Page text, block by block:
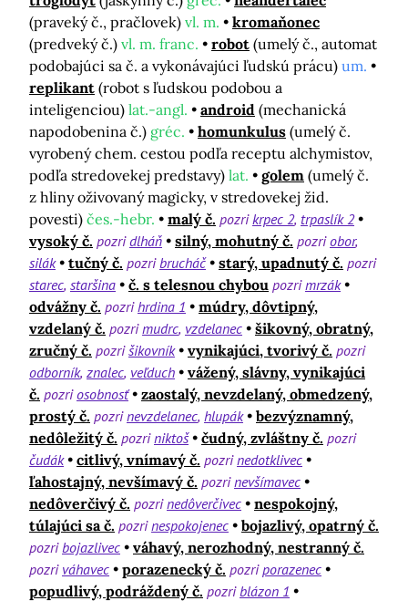
(praveký č., pračlovek) vl. m.
kromaňonec
(predveký č.) vl. m. franc. robot (umelý č., automat
podobajúci sa č. a vykonávajúci ľudskú prácu) um.
replikant (robot s ľudskou podobou a
inteligenciou) lat.-angl. android (mechanická
napodobenina č.) gréc. homunkulus (umelý č.
vyrobený chem. cestou podľa receptu alchymistov,
podľa stredovekej predstavy) lat. golem (umelý č.
z hliny oživovaný magicky, v stredovekej žid.
povesti) čes.-hebr. malý č. pozrikrpec 2 trpaslík 2
vysoký č. pozridlháň silný, mohutný č. pozriobor
silák
tučný č. pozribrucháč starý, upadnutý č. pozri
starec staršina č. s telesnou chybou pozrimrzák
odvážny č. pozrihrdina 1
múdry, dôvtipný,
vzdelaný č. pozrimudrc vzdelanec
šikovný, obratný,
zručný č. pozrišikovník vynikajúci, tvorivý č. pozri
odborník znalec veľduch
vážený, slávny, vynikajúci
č. pozriosobnosť
zaostalý, nevzdelaný, obmedzený,
prostý č. pozrinevzdelanec hlupák
bezvýznamný,
nedôležitý č. pozriniktoš čudný, zvláštny č. pozri
čudák
citlivý, vnímavý č. pozrinedotklivec
ľahostajný, nevšímavý č. pozrinevšímavec
nedôverčivý č. pozrinedôverčivec
nespokojný,
túlajúci sa č. pozrinespokojenec
bojazlivý, opatrný č.
pozribojazlivec
váhavý, nerozhodný, nestranný č.
pozri váhavec porazenecký č. pozriporazenec
popudlivý, podráždený č. pozriblázon 1